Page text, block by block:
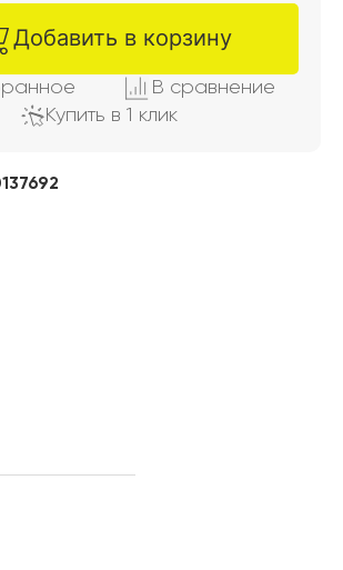
Добавить в корзину
е В сравнение
Купить в 1 клик